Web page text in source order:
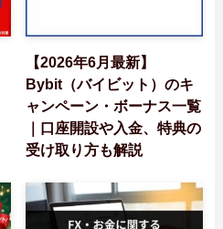
【2026年6月最新】
Bybit（バイビット）のキ
ャンペーン・ボーナス一覧
｜口座開設や入金、特典の
受け取り方も解説